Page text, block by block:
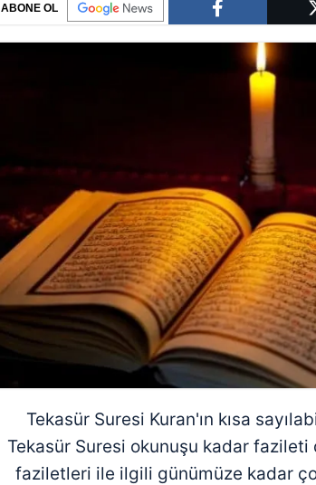
ABONE OL
Tekasür Suresi Kuran'ın kısa
Tekasür Suresi okunuşu kadar
faziletleri ile ilgili günümüze kadar